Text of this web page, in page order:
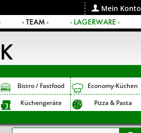
Mein Konto
- TEAM - - LAGERWARE -
Bistro / Fastfood
Economy-Küchen
Küchengeräte Pizza & Pasta